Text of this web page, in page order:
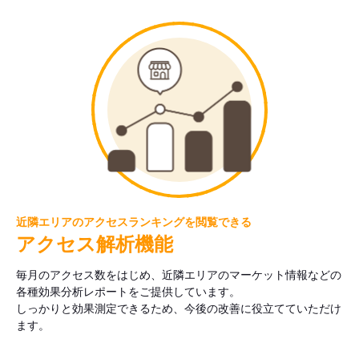
近隣エリアのアクセスランキングを閲覧できる
アクセス解析機能
毎月のアクセス数をはじめ、近隣エリアのマーケット情報などの
各種効果分析レポートをご提供しています。
しっかりと効果測定できるため、今後の改善に役立てていただけ
ます。